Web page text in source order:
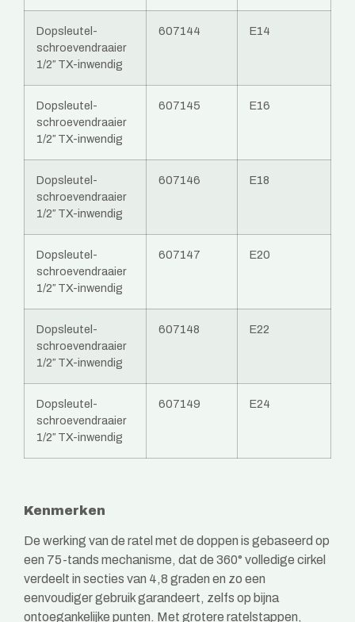
Dopsleutel-
schroevendraaier
1/2″ TX-inwendig
607144 E14
Dopsleutel-
schroevendraaier
1/2″ TX-inwendig
607145 E16
Dopsleutel-
schroevendraaier
1/2″ TX-inwendig
607146 E18
Dopsleutel-
schroevendraaier
1/2″ TX-inwendig
607147 E20
Dopsleutel-
schroevendraaier
1/2″ TX-inwendig
607148 E22
Dopsleutel-
schroevendraaier
1/2″ TX-inwendig
607149 E24
Kenmerken
De werking van de ratel met de doppen is gebaseerd op
een 75-tands mechanisme, dat de 360° volledige cirkel
verdeelt in secties van 4,8 graden en zo een
eenvoudiger gebruik garandeert, zelfs op bijna
ontoegankelijke punten. Met grotere ratelstappen,